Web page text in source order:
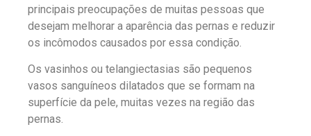
principais preocupações de muitas pessoas que
desejam melhorar a aparência das pernas e reduzir
os incômodos causados por essa condição.
Os vasinhos ou telangiectasias são pequenos
vasos sanguíneos dilatados que se formam na
superfície da pele, muitas vezes na região das
pernas.